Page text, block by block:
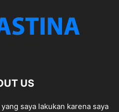
US
saya lakukan karena saya